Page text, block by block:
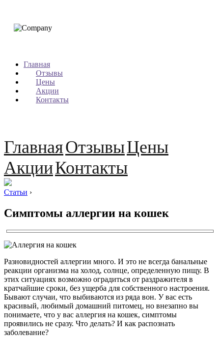
Главная
Отзывы
Цены
Акции
Контакты
ГлавнаяОтзывыЦены
АкцииКонтакты
Статьи ›
Симптомы аллергии на кошек
Разновидностей аллергии много. И это не всегда банальные
реакции организма на холод, солнце, определенную пищу. В
этих ситуациях возможно оградиться от раздражителя в
кратчайшие сроки, без ущерба для собственного настроения.
Бывают случаи, что выбиваются из ряда вон. У вас есть
красивый, любимый домашний питомец, но внезапно вы
понимаете, что у вас аллергия на кошек, симптомы
проявились не сразу. Что делать? И как распознать
заболевание?